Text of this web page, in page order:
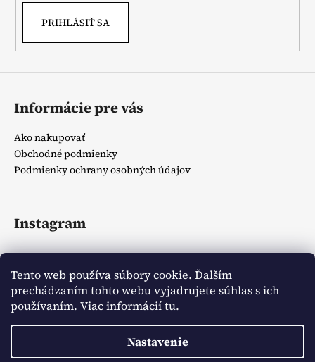
Tento web používa súbory cookie. Ďalším
prechádzaním tohto webu vyjadrujete súhlas s ich
používaním. Viac informáciítu.
Nastavenie
PRIHLÁSIŤ SA
Informácie pre vás
Ako nakupovať
Obchodné podmienky
Podmienky ochrany osobných údajov
Instagram